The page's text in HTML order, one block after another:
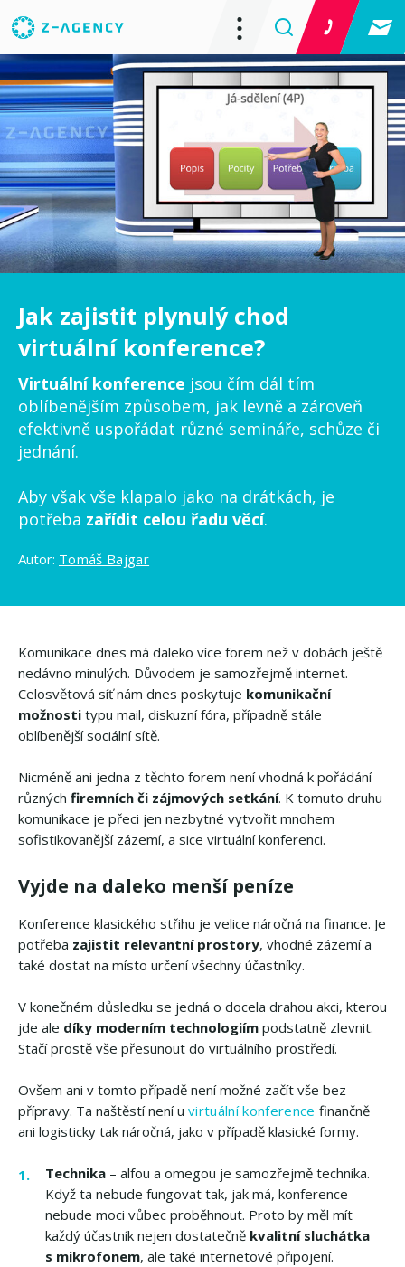
Jak zajistit plynulý chod
virtuální konference?
Virtuální konference jsou čím dál tím
oblíbenějším způsobem, jak levně a zároveň
efektivně uspořádat různé semináře, schůze či
jednání.
Aby však vše klapalo jako na drátkách, je
potřeba zařídit celou řadu věcí.
Autor: Tomáš Bajgar
Komunikace dnes má daleko více forem než v dobách ještě
nedávno minulých. Důvodem je samozřejmě internet.
Celosvětová síť nám dnes poskytuje komunikační
možnosti typu mail, diskuzní fóra, případně stále
oblíbenější sociální sítě.
Nicméně ani jedna z těchto forem není vhodná k pořádání
různých firemních či zájmových setkání. K tomuto druhu
komunikace je přeci jen nezbytné vytvořit mnohem
sofistikovanější zázemí, a sice virtuální konferenci.
Vyjde na daleko menší peníze
Konference klasického střihu je velice náročná na finance. Je
potřeba zajistit relevantní prostory, vhodné zázemí a
také dostat na místo určení všechny účastníky.
V konečném důsledku se jedná o docela drahou akci, kterou
jde ale díky moderním technologiím podstatně zlevnit.
Stačí prostě vše přesunout do virtuálního prostředí.
Ovšem ani v tomto případě není možné začít vše bez
přípravy. Ta naštěstí není u virtuální konferencefinančně
ani logisticky tak náročná, jako v případě klasické formy.
Technika – alfou a omegou je samozřejmě technika.
Když ta nebude fungovat tak, jak má, konference
nebude moci vůbec proběhnout. Proto by měl mít
každý účastník nejen dostatečně kvalitní sluchátka
s mikrofonem, ale také internetové připojení.